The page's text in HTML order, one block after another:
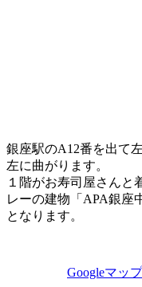
銀座駅のA12番を出て
左に曲がります。
１階がお寿司屋さんと
レーの建物「APA銀座
となります。
Googleマッ